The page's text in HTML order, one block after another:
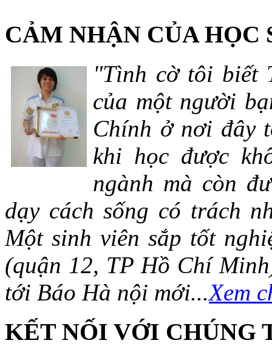
CẢM NHẬN CỦA HỌC
"Tình cờ tôi biết
của một người
Chính ở nơi đây
khi học được
ngành mà còn
dạy cách sống có trách
Một sinh viên sắp tốt
(quận 12, TP Hồ Chí
tới Báo Hà nội mới...Xem
KẾT NỐI VỚI CHÚNG